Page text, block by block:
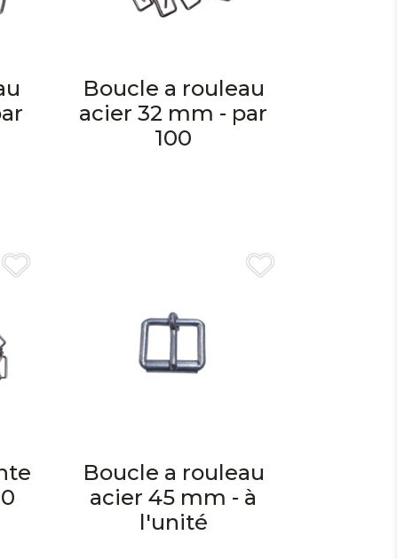
Boucle a rouleau
acier 32 mm - par
100
Boucle a rouleau
acier 45 mm - à
l'unité